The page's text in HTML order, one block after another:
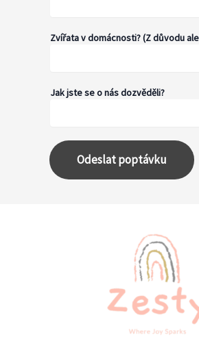
Zvířata v domácnosti? (Z důvodu
Jak jste se o nás dozvěděli?
Odeslat poptávku